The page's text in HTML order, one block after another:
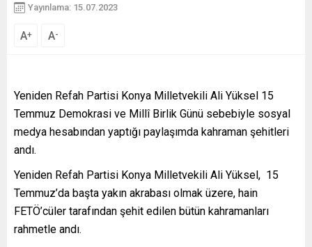
Yayınlama: 15.07.2023
A+ A-
Yeniden Refah Partisi Konya Milletvekili Ali Yüksel 15
Temmuz Demokrasi ve Millî Birlik Günü sebebiyle sosyal
medya hesabından yaptığı paylaşımda kahraman şehitleri
andı.
Yeniden Refah Partisi Konya Milletvekili Ali Yüksel, 15
Temmuz’da başta yakın akrabası olmak üzere, hain
FETÖ’cüler tarafından şehit edilen bütün kahramanları
rahmetle andı.